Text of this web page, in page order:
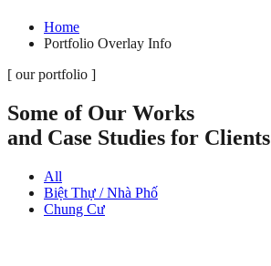
Home
Portfolio Overlay Info
[ our portfolio ]
Some of Our Works
and Case Studies for Clients
All
Biệt Thự / Nhà Phố
Chung Cư